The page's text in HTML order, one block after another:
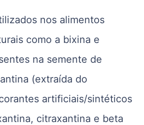
nos alimentos
como a bixina e
na semente de
(extraída do
artificiais/sintéticos
citraxantina e beta